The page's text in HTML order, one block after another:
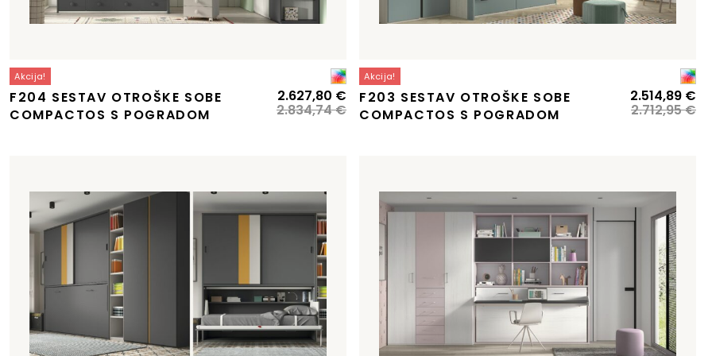
Akcija!
F204 SESTAV OTROŠKE SOBE
COMPACTOS S POGRADOM
2.834,74€
Izvirna
cena
2.627,80 €Trenutna
cena
Akcija!
F203 SESTAV OTROŠKE SOBE
COMPACTOS S POGRADOM
2.712,95€
2.514,89 €